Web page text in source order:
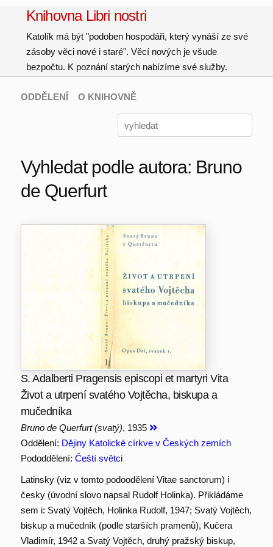
Knihovna Libri nostri
Katolík má být "podoben hospodáři, který vynáší ze své
zásoby věci nové i staré". Věcí nových je všude
bezpočtu. K poznání starých nabízíme své služby.
ODDĚLENÍ O KNIHOVNĚ
Vyhledat podle autora: Bruno
de Querfurt
S. Adalberti Pragensis episcopi et martyri Vita
Život a utrpení svatého Vojtěcha, biskupa a
mučedníka
Bruno de Querfurt (svatý), 1935
Oddělení: Dějiny Katolické církve v Českých zemích
Pododdělení: Čeští světci
Latinsky (viz v tomto podoodělení Vitae sanctorum) i
česky (úvodní slovo napsal Rudolf Holinka). Přikládáme
sem i: Svatý Vojtěch, Holinka Rudolf, 1947; Svatý Vojtěch,
biskup a mučedník (podle starších pramenů), Kučera
Vladimír, 1942 a Svatý Vojtěch, druhý pražský biskup,